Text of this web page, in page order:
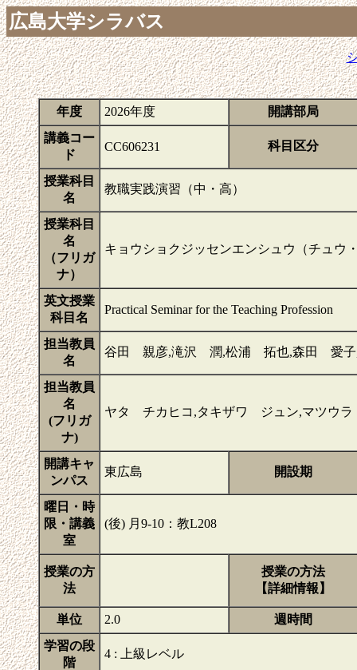
広島大学シラバス
年度 2026年度
開講部局
講義コー
ド
CC606231 科目区分
授業科目
名
教職実践演習（中・高）
授業科目
名
（フリガ
ナ）
キョウショクジッセンエンシュウ（チュウ
英文授業
科目名
Practical Seminar for the Teaching Profession
担当教員
名
谷田 親彦,滝沢 潤,松浦 拓也,森田 愛
担当教員
名
(フリガ
ナ)
ヤタ チカヒコ,タキザワ ジュン,マツウ
開講キャ
ンパス
東広島 開設期
曜日・時
限・講義
室
(後) 月9-10：教L208
授業の方
法
授業の方法
【詳細情報】
単位 2.0
週時間
学習の段
階
4 : 上級レベル